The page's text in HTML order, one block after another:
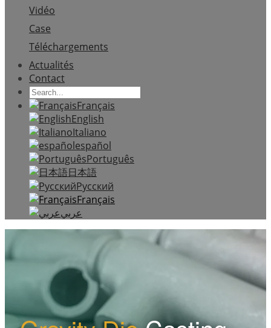
Vidéo
Case
Téléchargements
Actualités
Contact
Français
English
Italiano
español
Português
日本語
Русский
Français
عربي